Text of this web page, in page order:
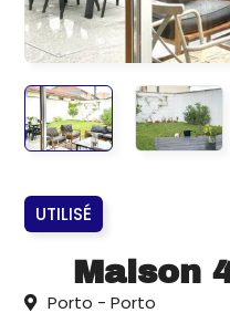
UTILISÉ
Maison
Porto - Porto